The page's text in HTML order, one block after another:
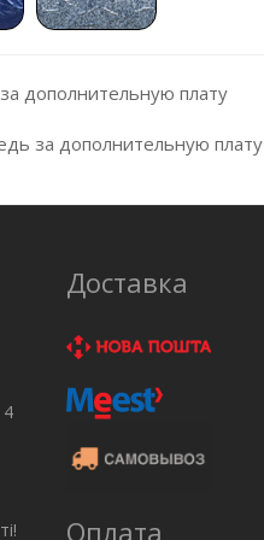
дополнительную плату
за дополнительную плату
Доставка
Оплата